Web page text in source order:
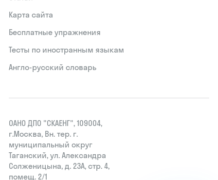
Карта сайта
Бесплатные упражнения
Тесты по иностранным языкам
Англо-русский словарь
ОАНО ДПО "СКАЕНГ", 109004,
г.Москва, Вн. тер. г.
муниципальный округ
Таганский, ул. Александра
Солженицына, д. 23А, стр. 4,
помещ. 2/1